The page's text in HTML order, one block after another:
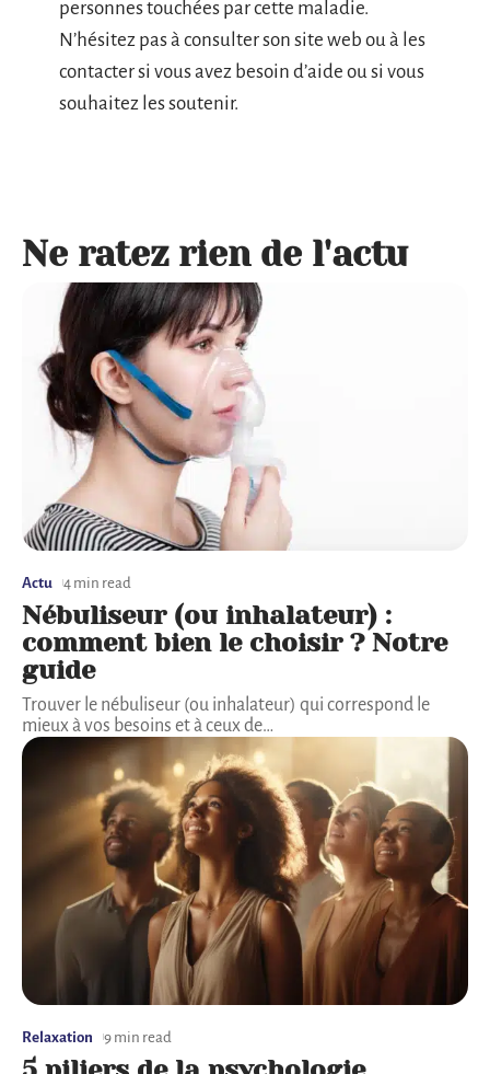
personnes touchées par cette maladie.
N’hésitez pas à consulter son site web ou à les
contacter si vous avez besoin d’aide ou si vous
souhaitez les soutenir.
Ne ratez rien de l'actu
Actu 4 min read
Nébuliseur (ou inhalateur) :
comment bien le choisir ? Notre
guide
Trouver le nébuliseur (ou inhalateur) qui correspond le
mieux à vos besoins et à ceux de…
Relaxation 9 min read